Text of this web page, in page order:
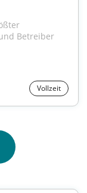
Betreiber
Vollzeit